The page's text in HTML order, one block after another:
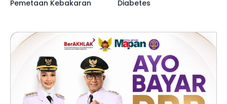
Pemetaan Kebakaran
Diabetes